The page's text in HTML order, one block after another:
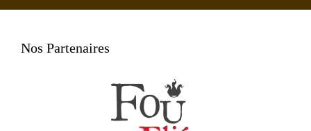
Nos Partenaires